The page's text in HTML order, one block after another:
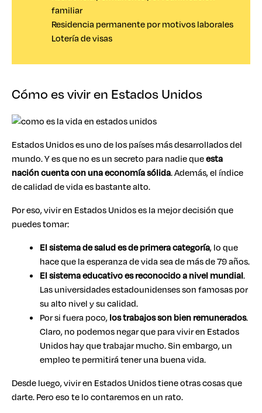
familiar
Residencia permanente por motivos laborales
Lotería de visas
Cómo es vivir en Estados Unidos
Estados Unidos es uno de los países más desarrollados del
mundo. Y es que no es un secreto para nadie queesta
nación cuenta con una economía sólida. Además, el índice
de calidad de vida es bastante alto.
Por eso, vivir en Estados Unidos es la mejor decisión que
puedes tomar:
El sistema de salud es de primera categoría, lo que
hace que la esperanza de vida sea de más de 79 años.
El sistema educativo es reconocido a nivel mundial.
Las universidades estadounidenses son famosas por
su alto nivel y su calidad.
Por si fuera poco,los trabajos son bien remunerados.
Claro, no podemos negar que para vivir en Estados
Unidos hay que trabajar mucho. Sin embargo, un
empleo te permitirá tener una buena vida.
Desde luego, vivir en Estados Unidos tiene otras cosas que
darte. Pero eso te lo contaremos en un rato.